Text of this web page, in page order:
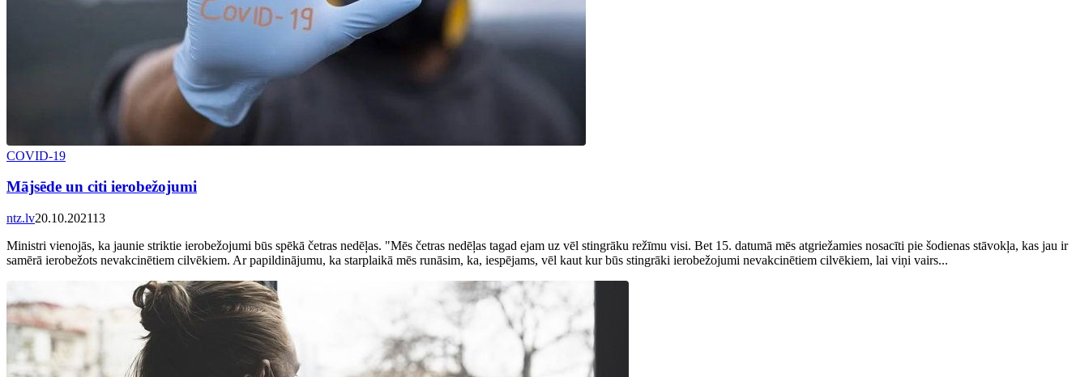
COVID-19
Mājsēde un citi ierobežojumi
ntz.lv20.10.202113
Ministri vienojās, ka jaunie striktie ierobežojumi būs spēkā četras nedēļas. "Mēs četras nedēļas tagad ejam uz vēl stingrāku režīmu visi. Bet 15. datumā mēs atgriežamies nosacīti pie šodienas stāvokļa, kas jau ir
samērā ierobežots nevakcinētiem cilvēkiem. Ar papildinājumu, ka starplaikā mēs runāsim, ka, iespējams, vēl kaut kur būs stingrāki ierobežojumi nevakcinētiem cilvēkiem, lai viņi vairs...